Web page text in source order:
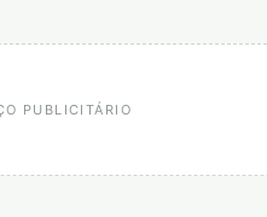
PUBLICITÁRIO